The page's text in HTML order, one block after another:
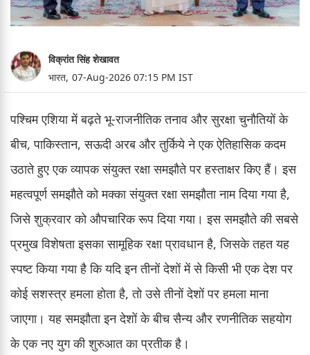
विक्रांत सिंह शेखावत
भारत, 07-Aug-2026 07:15 PM IST
पश्चिम एशिया में बढ़ते भू-राजनीतिक तनाव और सुरक्षा चुनौतियों के
बीच, पाकिस्तान, सऊदी अरब और तुर्किये ने एक ऐतिहासिक कदम
उठाते हुए एक व्यापक संयुक्त रक्षा समझौते पर हस्ताक्षर किए हैं। इस
महत्वपूर्ण समझौते को मक्का संयुक्त रक्षा समझौता नाम दिया गया है,
जिसे शुक्रवार को औपचारिक रूप दिया गया। इस समझौते की सबसे
प्रमुख विशेषता इसका सामूहिक रक्षा प्रावधान है, जिसके तहत यह
स्पष्ट किया गया है कि यदि इन तीनों देशों में से किसी भी एक देश पर
कोई सशस्त्र हमला होता है, तो उसे तीनों देशों पर हमला माना
जाएगा। यह समझौता इन देशों के बीच सैन्य और रणनीतिक सहयोग
के एक नए युग की शुरुआत का प्रतीक है।